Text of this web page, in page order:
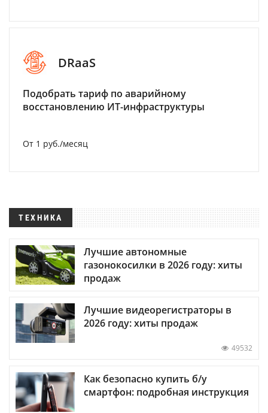
DRaaS
Подобрать тариф по аварийному
восстановлению ИТ-инфраструктуры
От 1 руб./месяц
ТЕХНИКА
Лучшие автономные
газонокосилки в 2026 году: хиты
продаж
Лучшие видеорегистраторы в
2026 году: хиты продаж
49532
Как безопасно купить б/у
смартфон: подробная инструкция